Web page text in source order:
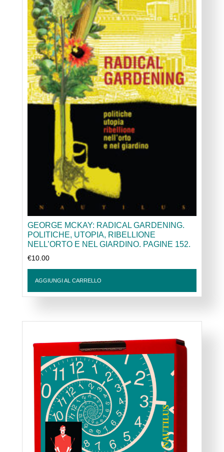
GEORGE MCKAY: RADICAL GARDENING.
POLITICHE, UTOPIA, RIBELLIONE
NELL’ORTO E NEL GIARDINO. PAGINE 152.
€10.00
AGGIUNGI AL CARRELLO